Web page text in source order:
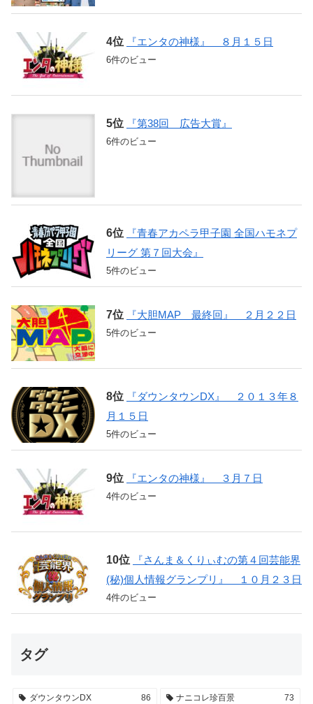
『エンタの神様』 ８月１５日
6件のビュー
『第38回 広告大賞』
6件のビュー
『青春アカペラ甲子園 全国ハモネプ
リーグ 第７回大会』
5件のビュー
『大胆MAP 最終回』 ２月２２日
5件のビュー
『ダウンタウンDX』 ２０１３年８
月１５日
5件のビュー
『エンタの神様』 ３月７日
4件のビュー
『さんま＆くりぃむの第４回芸能界
(秘)個人情報グランプリ』 １０月２３日
4件のビュー
タグ
ダウンタウンDX 86 ナニコレ珍百景 73